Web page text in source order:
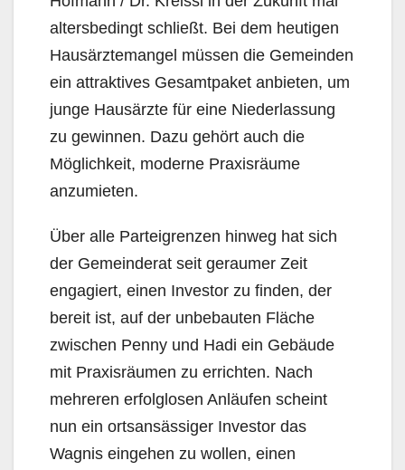
altersbedingt schließt. Bei dem heutigen
Hausärztemangel müssen die Gemeinden
ein attraktives Gesamtpaket anbieten, um
junge Hausärzte für eine Niederlassung
zu gewinnen. Dazu gehört auch die
Möglichkeit, moderne Praxisräume
anzumieten.
Über alle Parteigrenzen hinweg hat sich
der Gemeinderat seit geraumer Zeit
engagiert, einen Investor zu finden, der
bereit ist, auf der unbebauten Fläche
zwischen Penny und Hadi ein Gebäude
mit Praxisräumen zu errichten. Nach
mehreren erfolglosen Anläufen scheint
nun ein ortsansässiger Investor das
Wagnis eingehen zu wollen, einen